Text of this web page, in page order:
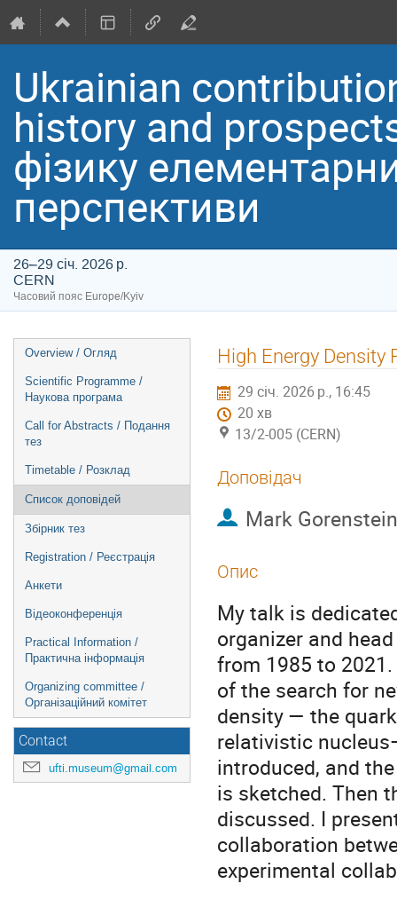
Ukrainian
history and
фізику
перспективи
26–29 січ. 2026 р.
CERN
Часовий пояс Europe/Kyiv
Event
menu
Overview / Огляд
Scientific Programme /
Наукова програма
Call for Abstracts / Подання
тез
Timetable / Розклад
Список доповідей
Збірник тез
Registration / Реєстрація
Анкети
Відеоконференція
Practical Information /
Практична інформація
Organizing committee /
Організаційний комітет
Contact
ufti.museum@gmail.com
High Energy Density
29 січ. 2026 р., 16:45
20 хв
13/2-005 (CERN)
Доповідач
Mark Gorenstein
Опис
My talk is
organizer and
from 1985 to
of the search for
density — the
relativistic
introduced, and
is sketched. Then
discussed. I
collaboration
experimental